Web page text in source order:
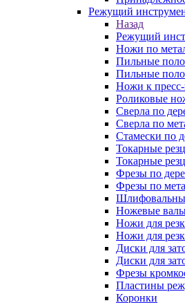
Режущий
Назад
Режущий
Ножи по
Пильные
Пильные
Ножи к
Роликовые
Сверла по
Сверла по
Стамески по
Токарные
Токарные
Фрезы по
Фрезы по
Ножевые
Ножи для
Ножи для
Диски для
Диски для
Фрезы
Пластины
Коронки